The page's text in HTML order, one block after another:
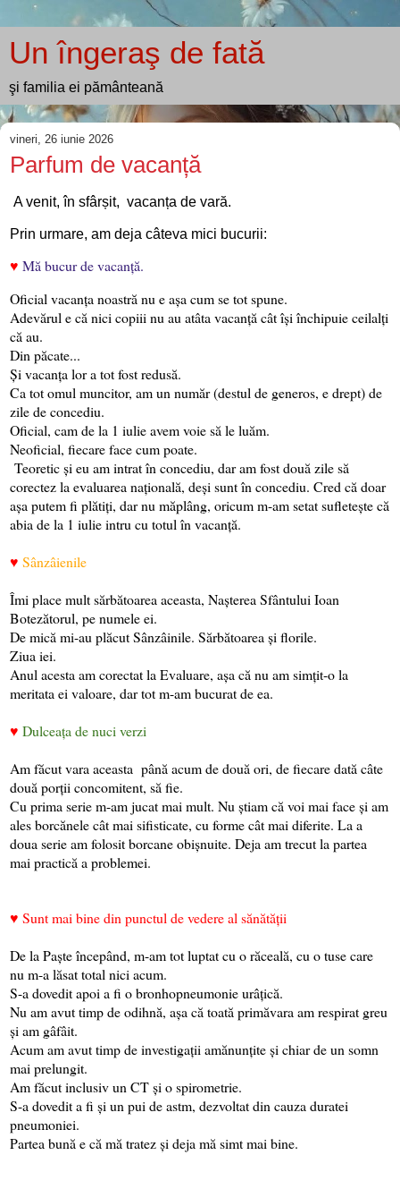
Un îngeraş de fată
şi familia ei pământeană
vineri, 26 iunie 2026
Parfum de vacanță
A venit, în sfârșit, vacanța de vară.
Prin urmare, am deja câteva mici bucurii:
♥ Mă bucur de vacanță.
Oficial vacanța noastră nu e așa cum se tot spune.
Adevărul e că nici copiii nu au atâta vacanță cât își închipuie ceilalți
că au.
Din păcate...
Și vacanța lor a tot fost redusă.
Ca tot omul muncitor, am un număr (destul de generos, e drept) de
zile de concediu.
Oficial, cam de la 1 iulie avem voie să le luăm.
Neoficial, fiecare face cum poate.
Teoretic și eu am intrat în concediu, dar am fost două zile să
corectez la evaluarea națională, deși sunt în concediu. Cred că doar
așa putem fi plătiți, dar nu măplâng, oricum m-am setat sufletește că
abia de la 1 iulie intru cu totul în vacanță.
♥ Sânzâienile
Îmi place mult sărbătoarea aceasta, Nașterea Sfântului Ioan
Botezătorul, pe numele ei.
De mică mi-au plăcut Sânzâinile. Sărbătoarea și florile.
Ziua iei.
Anul acesta am corectat la Evaluare, așa că nu am simțit-o la
meritata ei valoare, dar tot m-am bucurat de ea.
♥ Dulceața de nuci verzi
Am făcut vara aceasta până acum de două ori, de fiecare dată câte
două porții concomitent, să fie.
Cu prima serie m-am jucat mai mult. Nu știam că voi mai face și am
ales borcănele cât mai sifisticate, cu forme cât mai diferite. La a
doua serie am folosit borcane obișnuite. Deja am trecut la partea
mai practică a problemei.
♥ Sunt mai bine din punctul de vedere al sănătății
De la Paște începând, m-am tot luptat cu o răceală, cu o tuse care
nu m-a lăsat total nici acum.
S-a dovedit apoi a fi o bronhopneumonie urâțică.
Nu am avut timp de odihnă, așa că toată primăvara am respirat greu
și am gâfâit.
Acum am avut timp de investigații amănunțite și chiar de un somn
mai prelungit.
Am făcut inclusiv un CT și o spirometrie.
S-a dovedit a fi și un pui de astm, dezvoltat din cauza duratei
pneumoniei.
Partea bună e că mă tratez și deja mă simt mai bine.